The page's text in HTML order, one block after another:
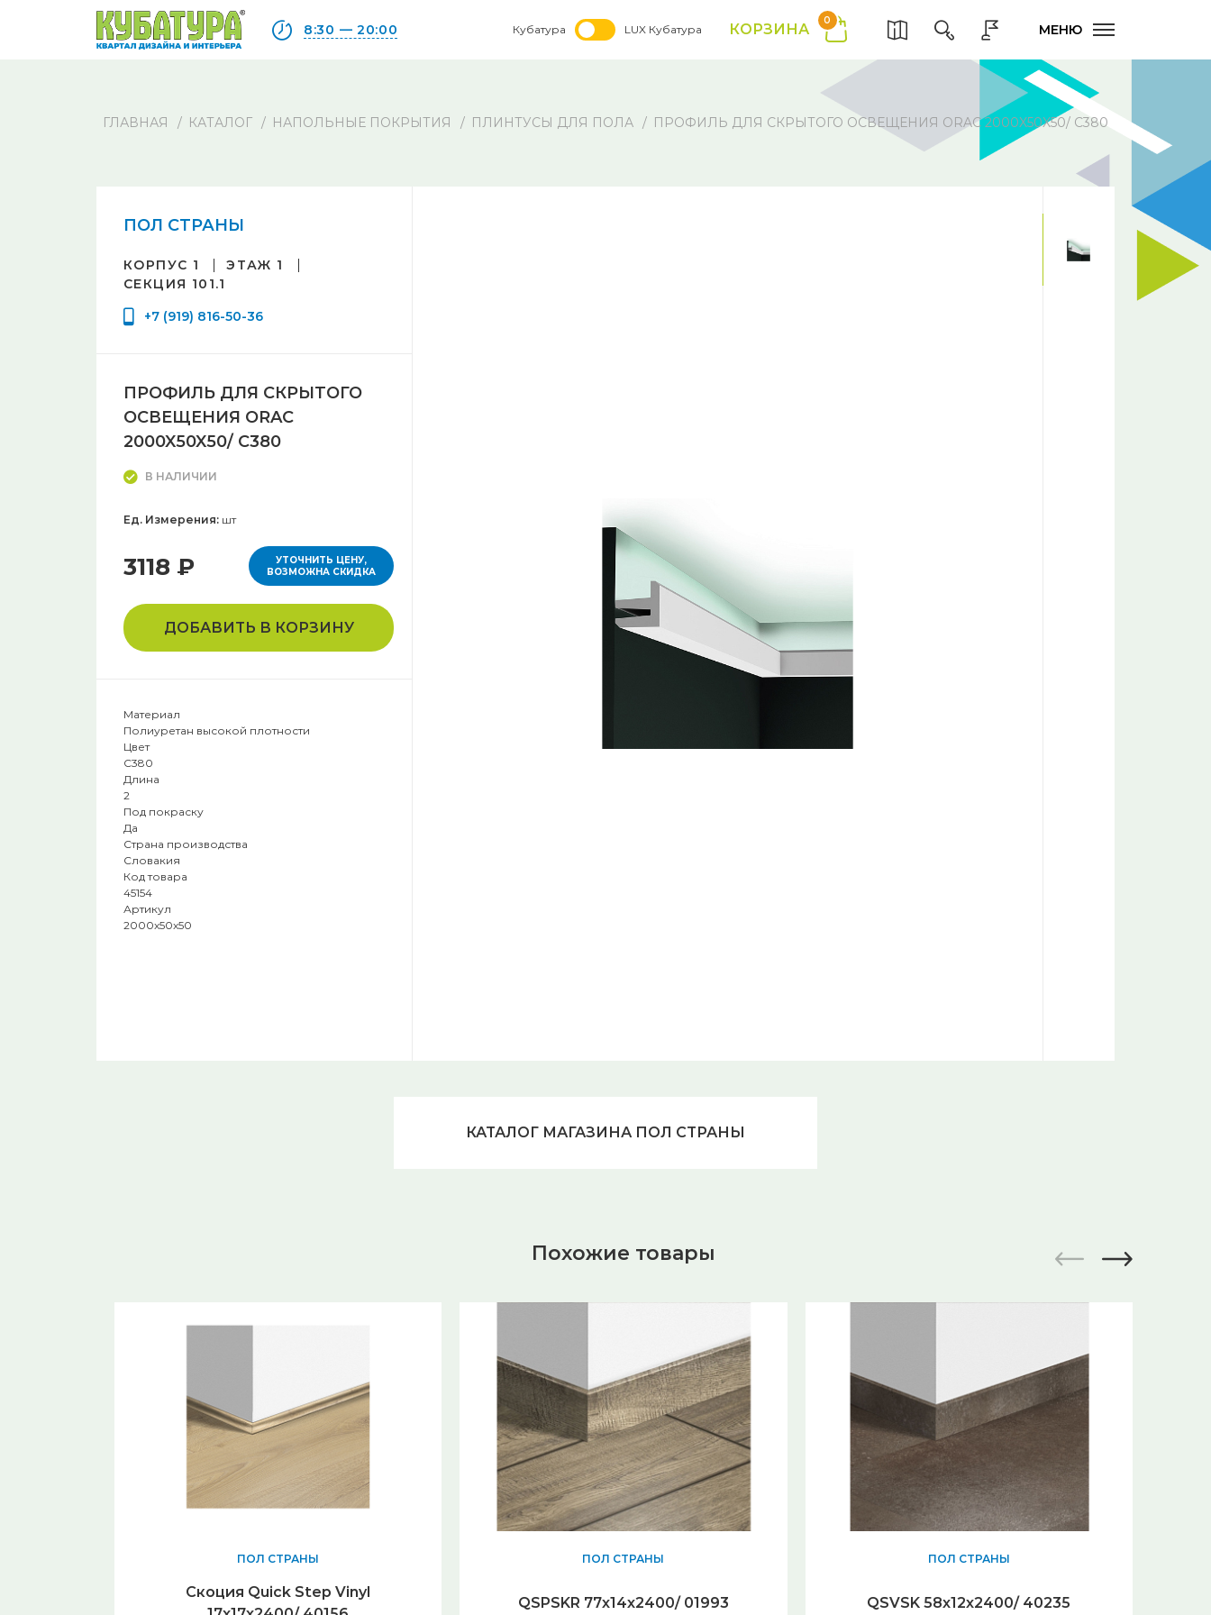
8:30 — 20:00 Кубатура LUX Кубатура КОРЗИНА
0
МЕНЮ
ГЛАВНАЯ КАТАЛОГ НАПОЛЬНЫЕ ПОКРЫТИЯ ПЛИНТУСЫ ДЛЯ ПОЛА ПРОФИЛЬ ДЛЯ СКРЫТОГО ОСВЕЩЕНИЯ ORAC 2000X50X50/ C380
ПОЛ СТРАНЫ
КОРПУС 1
ЭТАЖ 1
СЕКЦИЯ 101.1
+7 (919) 816-50-36
ПРОФИЛЬ ДЛЯ СКРЫТОГО
ОСВЕЩЕНИЯ ORAC
2000X50X50/ C380
В НАЛИЧИИ
Ед. Измерения: шт
3118 ₽
УТОЧНИТЬ ЦЕНУ,
ВОЗМОЖНА СКИДКА
ДОБАВИТЬ В КОРЗИНУ
Материал
Полиуретан высокой плотности
Цвет
C380
Длина
2
Под покраску
Да
Страна производства
Словакия
Код товара
45154
Артикул
2000x50x50
КАТАЛОГ МАГАЗИНА ПОЛ СТРАНЫ
Похожие товары
ПОЛ СТРАНЫ
Скоция Quick Step Vinyl
ПОЛ СТРАНЫ
QSPSKR 77х14х2400/ 01993
ПОЛ СТРАНЫ
QSVSK 58х12х2400/ 40235